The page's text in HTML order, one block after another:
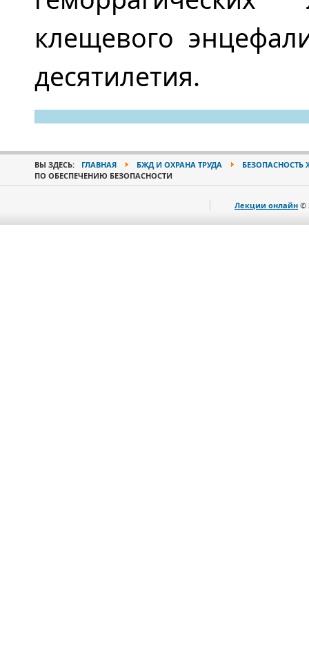
клещевого
десятилетия.
ВЫ ЗДЕСЬ: ГЛАВНАЯ БЖД И ОХРАНА ТРУДА
БЕЗОПАСНОСТЬ
ПО ОБЕСПЕЧЕНИЮ БЕЗОПАСНОСТИ
Лекции онлайн ©